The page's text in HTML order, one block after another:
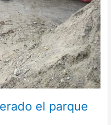
el parque